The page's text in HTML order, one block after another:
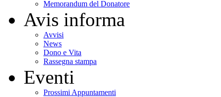
Memorandum del Donatore
Avis informa
Avvisi
News
Dono e Vita
Rassegna stampa
Eventi
Prossimi Appuntamenti